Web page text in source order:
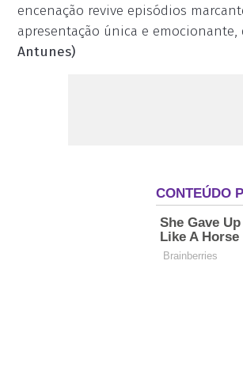
encenação revive episódios
apresentação única e
Antunes)